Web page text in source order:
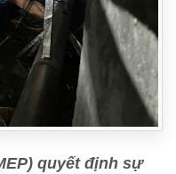
quyết định sự